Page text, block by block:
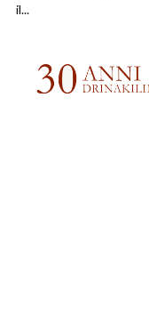
il...